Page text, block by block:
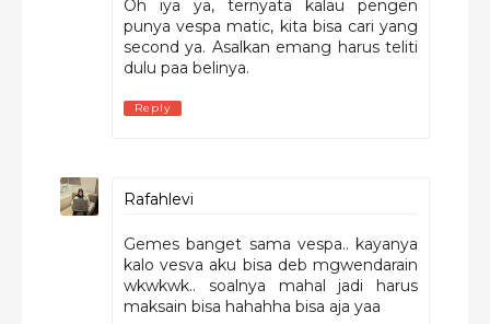
Oh iya ya, ternyata kalau pengen
punya vespa matic, kita bisa cari yang
second ya. Asalkan emang harus teliti
dulu paa belinya.
Reply
Rafahlevi
Gemes banget sama vespa.. kayanya
kalo vesva aku bisa deb mgwendarain
wkwkwk.. soalnya mahal jadi harus
maksain bisa hahahha bisa aja yaa